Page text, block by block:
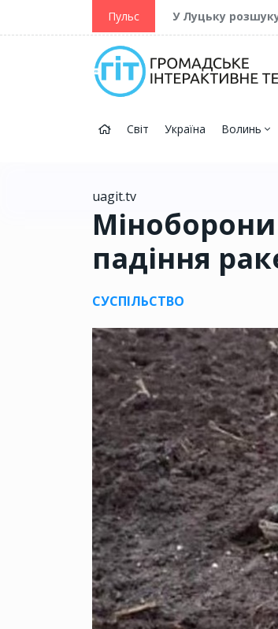
Пульс У Луцьку
Світ Україна Волинь
uagit.tv
падіння
СУСПІЛЬСТВО